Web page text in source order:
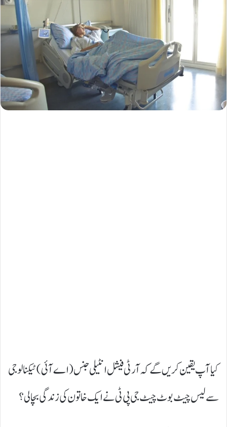
کیا آپ یقین کریں گے کہ آرٹی فیشل انٹیلی جنس (اے آئی) ٹیکنالوجی
سے لیس چیٹ بوٹ چیٹ جی پی ٹی نے ایک خاتون کی زندگی بچالی؟